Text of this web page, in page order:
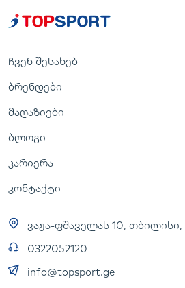
ჩვენ შესახებ
ბრენდები
მაღაზიები
ბლოგი
კარიერა
კონტაქტი
ვაჟა-ფშაველას 10,
0322052120
info@topsport.ge